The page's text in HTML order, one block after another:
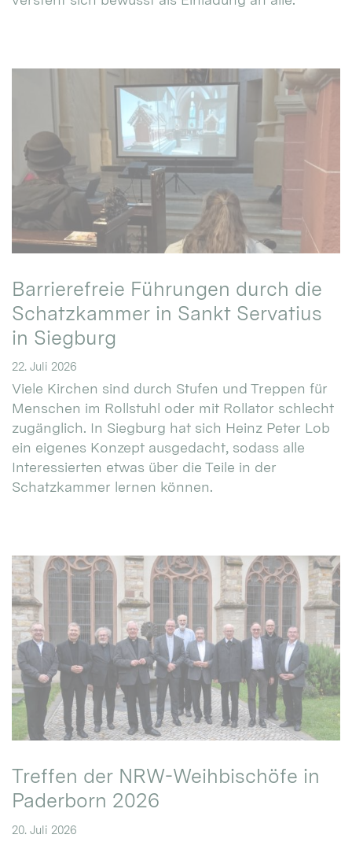
Barrierefreie Führungen durch die
Schatzkammer in Sankt Servatius
in Siegburg
22. Juli 2026
Viele Kirchen sind durch Stufen und Treppen für
Menschen im Rollstuhl oder mit Rollator schlecht
zugänglich. In Siegburg hat sich Heinz Peter Lob
ein eigenes Konzept ausgedacht, sodass alle
Interessierten etwas über die Teile in der
Schatzkammer lernen können.
Treffen der NRW-Weihbischöfe in
Paderborn 2026
20. Juli 2026